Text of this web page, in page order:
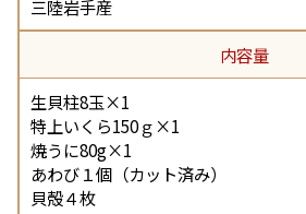
三陸岩手産
内容量
生貝柱8玉×1
特上いくら150ｇ×1
焼うに80g×1
あわび１個（カット済み）
貝殻４枚